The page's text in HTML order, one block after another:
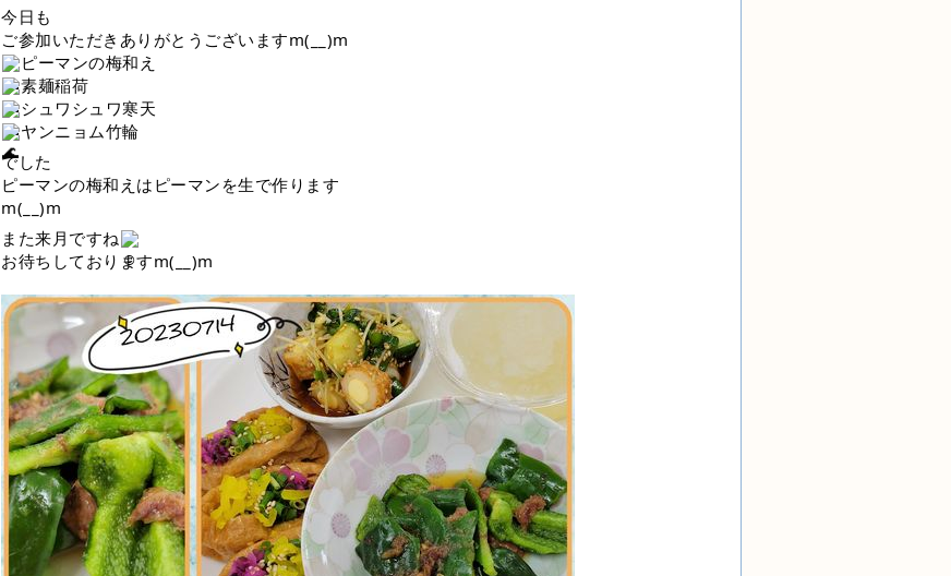
今日も
ご参加いただきありがとうございますm(__)m
ピーマンの梅和え
素麺稲荷
シュワシュワ寒天
ヤンニョム竹輪
でした
ピーマンの梅和えはピーマンを生で作ります
m(__)m
また来月ですね
お待ちしておりますm(__)m